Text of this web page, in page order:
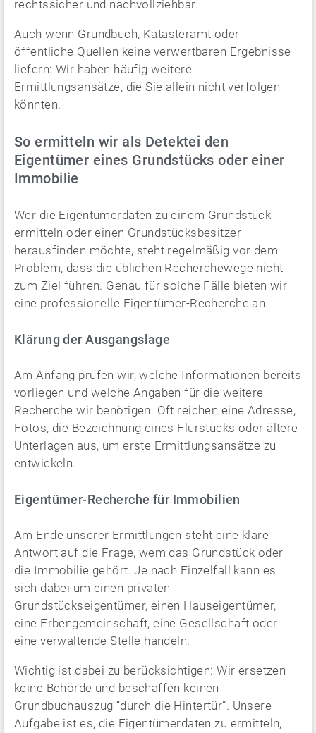
rechtssicher und nachvollziehbar.
Auch wenn Grundbuch, Katasteramt oder
öffentliche Quellen keine verwertbaren Ergebnisse
liefern: Wir haben häufig weitere
Ermittlungsansätze, die Sie allein nicht verfolgen
könnten.
So ermitteln wir als Detektei den
Eigentümer eines Grundstücks oder einer
Immobilie
Wer die Eigentümerdaten zu einem Grundstück
ermitteln oder einen Grundstücksbesitzer
herausfinden möchte, steht regelmäßig vor dem
Problem, dass die üblichen Recherchewege nicht
zum Ziel führen. Genau für solche Fälle bieten wir
eine professionelle Eigentümer-Recherche an.
Klärung der Ausgangslage
Am Anfang prüfen wir, welche Informationen bereits
vorliegen und welche Angaben für die weitere
Recherche wir benötigen. Oft reichen eine Adresse,
Fotos, die Bezeichnung eines Flurstücks oder ältere
Unterlagen aus, um erste Ermittlungsansätze zu
entwickeln.
Eigentümer-Recherche für Immobilien
Am Ende unserer Ermittlungen steht eine klare
Antwort auf die Frage, wem das Grundstück oder
die Immobilie gehört. Je nach Einzelfall kann es
sich dabei um einen privaten
Grundstückseigentümer, einen Hauseigentümer,
eine Erbengemeinschaft, eine Gesellschaft oder
eine verwaltende Stelle handeln.
Wichtig ist dabei zu berücksichtigen: Wir ersetzen
keine Behörde und beschaffen keinen
Grundbuchauszug “durch die Hintertür”. Unsere
Aufgabe ist es, die Eigentümerdaten zu ermitteln,